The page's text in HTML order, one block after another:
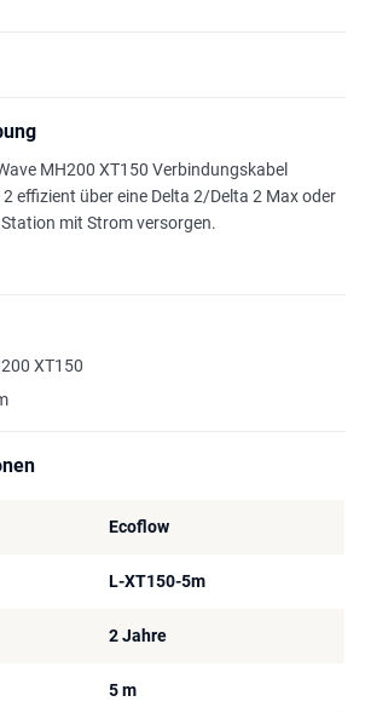
MH200 XT150 Verbindungskabel
2 effizient über eine Delta 2/Delta 2 Max oder
mit Strom versorgen.
XT150
Ecoflow
L-XT150-5m
2 Jahre
5 m